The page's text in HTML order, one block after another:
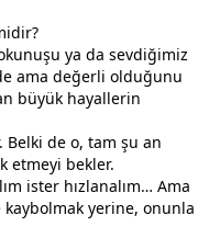
ya da sevdiğimiz
ama değerli olduğunu
büyük hayallerin
Belki de o, tam şu an
etmeyi bekler.
ister hızlanalım… Ama
kaybolmak yerine, onunla